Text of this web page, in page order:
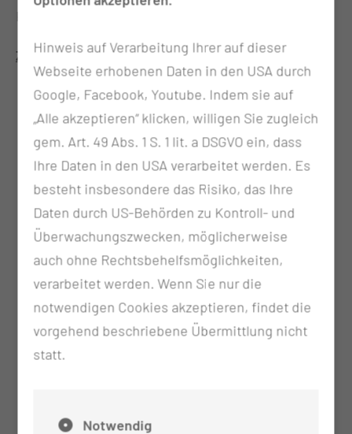
Körperflüssigkeiten können geeignet sein.
Zu unseren Leistungen gehören:
Enzymdiagnostik
Untersuchungen zum Wasser- und
Elektrolythaushalt sowie zum Säure-Basen-
Gleichgewicht
Bestimmung von Entzündungsparametern
Bestimmung von Tumormarkern
Hormondiagnostik
Parameter des Eisenstoffwechsels
Diabetesdiagnostik
Nierendiagnostik
Diagnostik von Fettstoffwechselstörungen
Parameter des Knochen-, Calcium- und
Proteinen im Harn
Hinweis auf Verarbeitung Ihrer auf dieser
Webseite erhobenen Daten in den USA durch
Google, Facebook, Youtube. Indem sie auf
„Alle akzeptieren“ klicken, willigen Sie zugleich
gem. Art. 49 Abs. 1 S. 1 lit. a DSGVO ein, dass
Ihre Daten in den USA verarbeitet werden. Es
besteht insbesondere das Risiko, das Ihre
Daten durch US-Behörden zu Kontroll- und
Überwachungszwecken, möglicherweise
auch ohne Rechtsbehelfsmöglichkeiten,
verarbeitet werden. Wenn Sie nur die
notwendigen Cookies akzeptieren, findet die
vorgehend beschriebene Übermittlung nicht
statt.
Notwendig